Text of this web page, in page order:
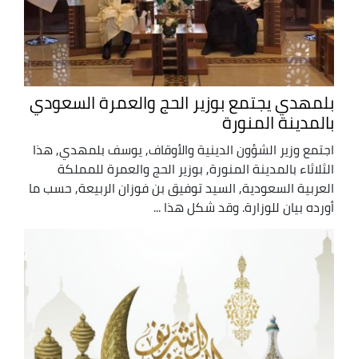
بلمهدي يجتمع بوزير الحج والعمرة السعودي
بالمدينة المنورة
اجتمع وزير الشؤون الدينية والأوقاف, يوسف بلمهدي, هذا
الثلاثاء بالمدينة المنورة, بوزير الحج والعمرة للمملكة
العربية السعودية, السيد توفيق بن فوزان الربيعة, حسب ما
أورده بيان للوزارة. وقد شكل هذا ...